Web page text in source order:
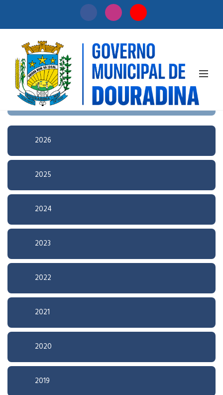
Início / Licitação
Pesquisa Avançada
2026
2025
2024
2023
2022
2021
2020
2019